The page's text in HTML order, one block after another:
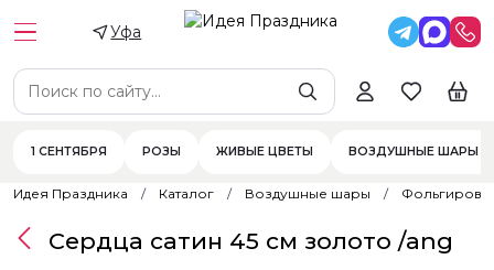
Уфа
1 СЕНТЯБРЯ РОЗЫ ЖИВЫЕ ЦВЕТЫ ВОЗДУШНЫЕ ШАРЫ
Идея Праздника Каталог Воздушные шары
Сердца сатин 45 см золото /ang